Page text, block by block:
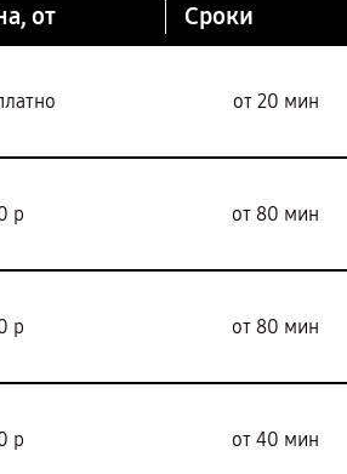
от Сроки
от 20 мин
р от 80 мин
р от 80 мин
р от 40 мин